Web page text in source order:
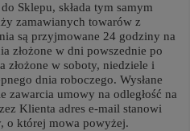
Sklepu, składa tym samym
zamawianych towarów z
są przyjmowane 24 godziny na
złożone w dni powszednie po
złożone w soboty, niedziele i
dnia roboczego. Wysłane
zawarcia umowy na odległość na
Klienta adres e-mail stanowi
o której mowa powyżej.